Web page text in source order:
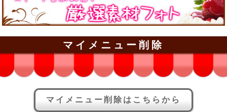
マイメニュー削除
マイメニュー削除はこちらから